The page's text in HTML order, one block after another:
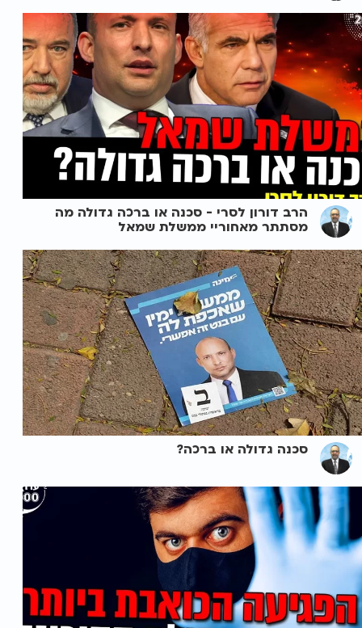
הרב דורון לסרי - סכנה או ברכה גדולה מה
מסתתר מאחוריי ממשלת שמאל
סכנה גדולה או ברכה?